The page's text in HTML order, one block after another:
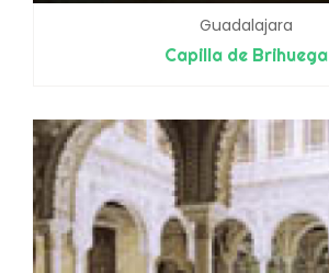
Guadalajara
Capilla de Brihuega